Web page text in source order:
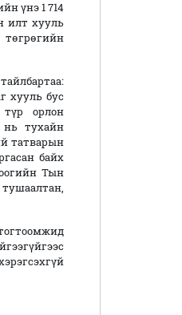
үнэ 1 714
илт хууль
хууль бус
орлон
нь тухайн
татварын
байх
Тын